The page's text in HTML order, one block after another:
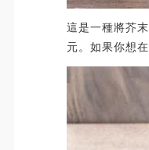
這是一種將芥
元。如果你想